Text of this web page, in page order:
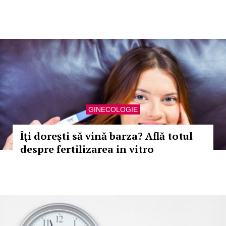
GINECOLOGIE
Îţi doreşti să vină barza? Află totul
despre fertilizarea in vitro